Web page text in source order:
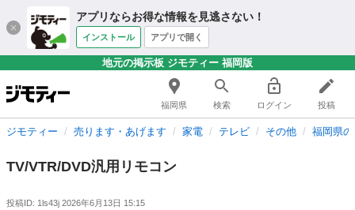
アプリならお得な情報を見逃さない！
インストール アプリで開く
地元の掲示板 ジモティー 福岡版
福岡県 検索 ログイン 投稿
ジモティー 売ります・あげます 家電 テレビ その他 福岡県
TV/VTR/DVD汎用リモコン
投稿ID: 1ls43j 2026年6月13日 15:15